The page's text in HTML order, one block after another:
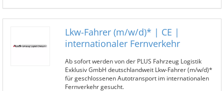
Lkw-Fahrer (m/w/d)* | CE |
internationaler Fernverkehr
Ab sofort werden von der PLUS Fahrzeug Logistik
Exklusiv GmbH deutschlandweit Lkw-Fahrer (m/w/d)*
für geschlossenen Autotransport im internationalen
Fernverkehr gesucht.